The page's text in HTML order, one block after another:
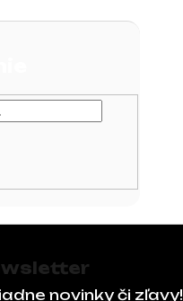
novinky či zľavy!